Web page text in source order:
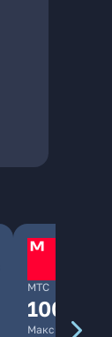
МТС
1000
Максимальная